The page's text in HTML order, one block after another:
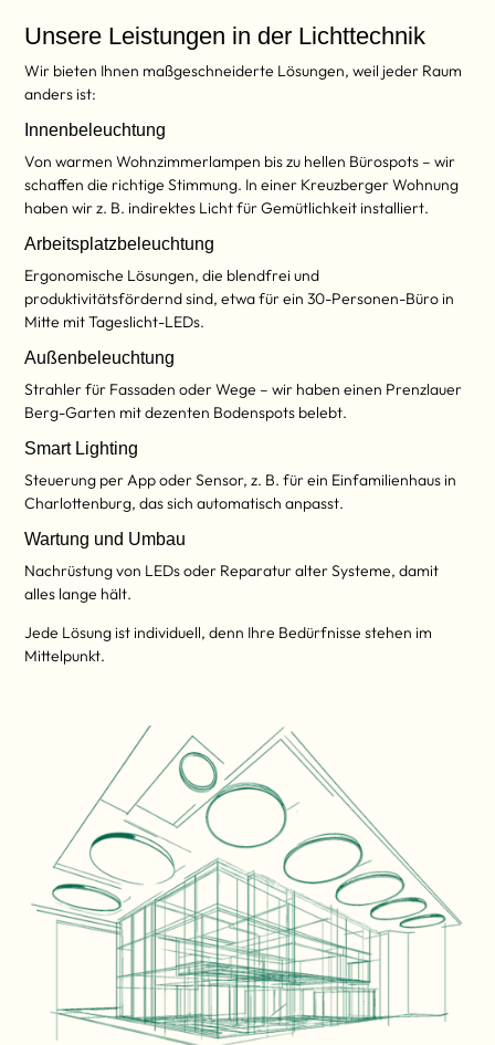
Unsere Leistungen in der Lichttechnik
Wir bieten Ihnen maßgeschneiderte Lösungen, weil jeder Raum
anders ist:
Innenbeleuchtung
Von warmen Wohnzimmerlampen bis zu hellen Bürospots – wir
schaffen die richtige Stimmung. In einer Kreuzberger Wohnung
haben wir z. B. indirektes Licht für Gemütlichkeit installiert.
Arbeitsplatzbeleuchtung
Ergonomische Lösungen, die blendfrei und
produktivitätsfördernd sind, etwa für ein 30-Personen-Büro in
Mitte mit Tageslicht-LEDs.
Außenbeleuchtung
Strahler für Fassaden oder Wege – wir haben einen Prenzlauer
Berg-Garten mit dezenten Bodenspots belebt.
Smart Lighting
Steuerung per App oder Sensor, z. B. für ein Einfamilienhaus in
Charlottenburg, das sich automatisch anpasst.
Wartung und Umbau
Nachrüstung von LEDs oder Reparatur alter Systeme, damit
alles lange hält.
Jede Lösung ist individuell, denn Ihre Bedürfnisse stehen im
Mittelpunkt.